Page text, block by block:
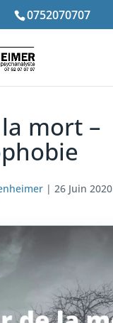
0752070707
mort –
| 26 Juin 2020